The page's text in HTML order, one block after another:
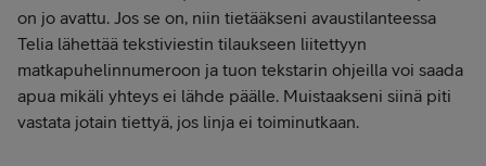
on jo avattu. Jos se on, niin tietääkseni avaustilanteessa
Telia lähettää tekstiviestin tilaukseen liitettyyn
matkapuhelinnumeroon ja tuon tekstarin ohjeilla voi saada
apua mikäli yhteys ei lähde päälle. Muistaakseni siinä piti
vastata jotain tiettyä, jos linja ei toiminutkaan.